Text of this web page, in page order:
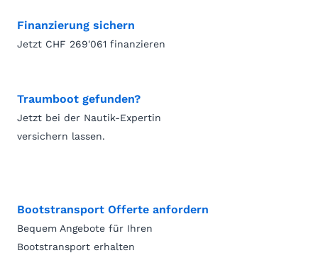
Finanzierung sichern
Jetzt CHF 269'061 finanzieren
Traumboot gefunden?
Jetzt bei der Nautik-Expertin
versichern lassen.
Bootstransport Offerte anfordern
Bequem Angebote für Ihren
Bootstransport erhalten